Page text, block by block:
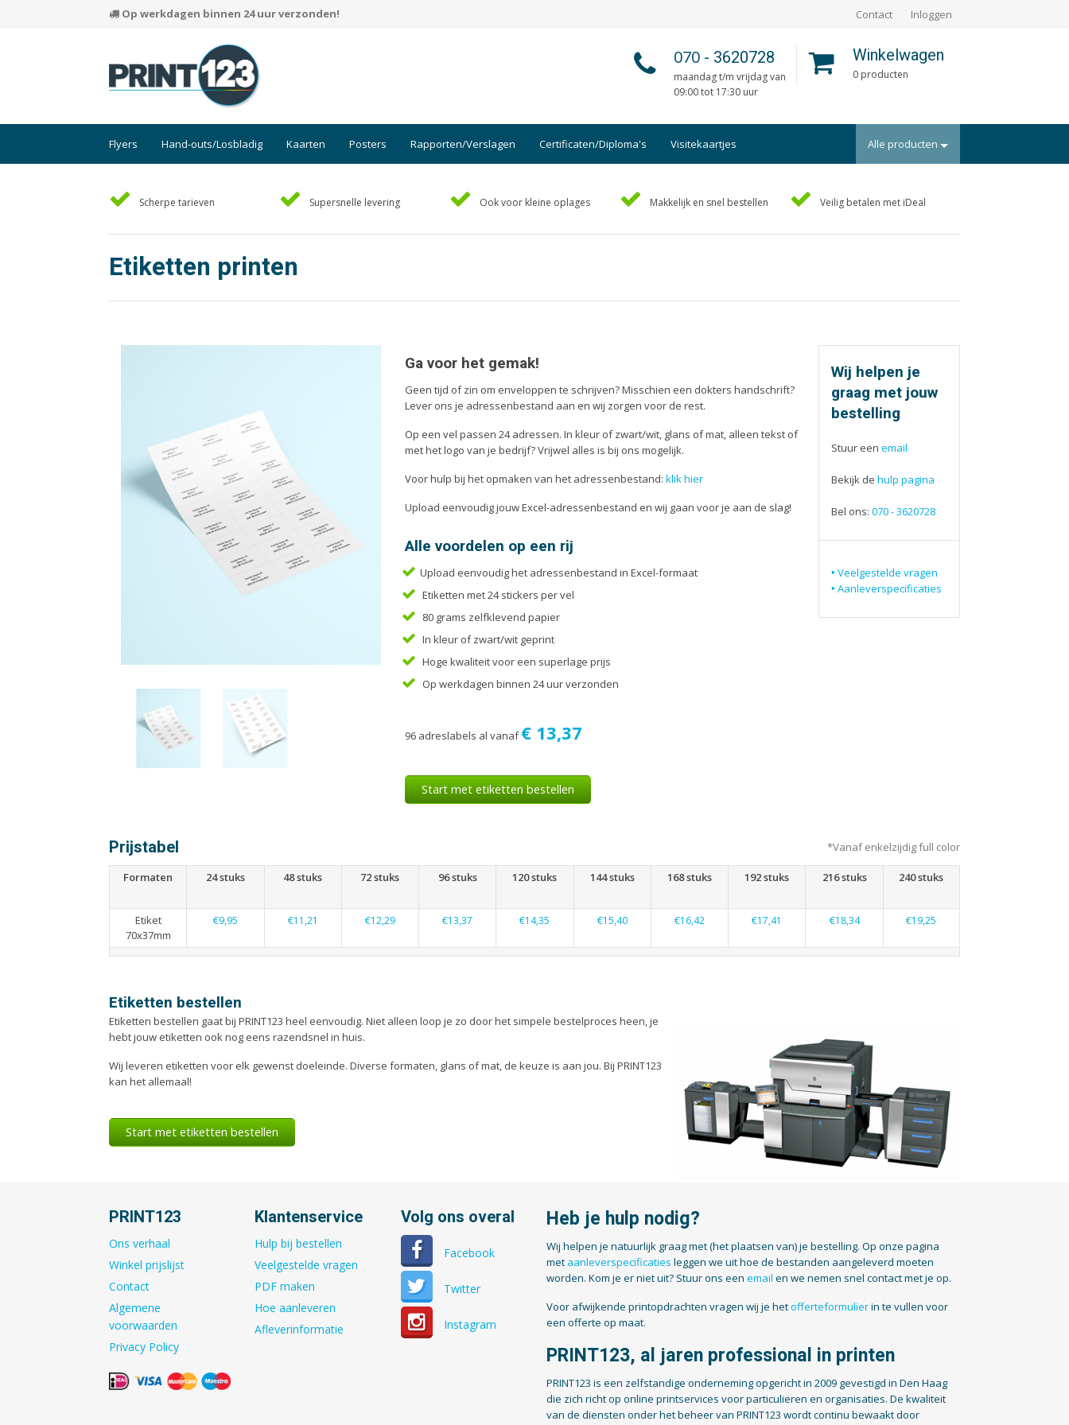
Op werkdagen binnen 24 uur verzonden! Contact Inloggen
070 - 3620728
maandag t/m vrijdag van
09:00 tot 17:30 uur
Winkelwagen
0 producten
Flyers Hand-outs/Losbladig Kaarten Posters Rapporten/Verslagen Certificaten/Diploma's Visitekaartjes Alle producten
Briefpapier
Enveloppen
Flyers
Folders
Hand-outs/Losbladig
Menukaarten
Mondkapjes
Notitieblokken
Programmaboekjes
Verhuiskaarten
Verjaardagskaarten
Scherpe tarieven Supersnelle levering Ook voor kleine oplages Makkelijk en snel bestellen Veilig betalen met iDeal
Etiketten printen
Ga voor het gemak!
Geen tijd of zin om enveloppen te schrijven? Misschien een dokters handschrift?
Lever ons je adressenbestand aan en wij zorgen voor de rest.
Op een vel passen 24 adressen. In kleur of zwart/wit, glans of mat, alleen tekst of
met het logo van je bedrijf? Vrijwel alles is bij ons mogelijk.
Voor hulp bij het opmaken van het adressenbestand: klik hier
Upload eenvoudig jouw Excel-adressenbestand en wij gaan voor je aan de slag!
Alle voordelen op een rij
Upload eenvoudig het adressenbestand in Excel-formaat
Etiketten met 24 stickers per vel
80 grams zelfklevend papier
In kleur of zwart/wit geprint
Hoge kwaliteit voor een superlage prijs
Op werkdagen binnen 24 uur verzonden
96 adreslabels al vanaf€ 13,37
Start met etiketten bestellen
Wij helpen je
graag met jouw
bestelling
Stuur een email
Bekijk de hulp pagina
Bel ons: 070- 3620728
Veelgestelde vragen
Aanleverspecificaties
Prijstabel *Vanaf enkelzijdig full color
Formaten 24 stuks 48 stuks 72 stuks 96 stuks 120 stuks 144 stuks 168 stuks 192 stuks 216 stuks 240 stuks
Etiket
70x37mm
€9,95 €11,21 €12,29 €13,37 €14,35 €15,40 €16,42 €17,41 €18,34 €19,25
Etiketten bestellen
Etiketten bestellen gaat bij PRINT123 heel eenvoudig. Niet alleen loop je zo door het simpele bestelproces heen, je
hebt jouw etiketten ook nog eens razendsnel in huis.
Wij leveren etiketten voor elk gewenst doeleinde. Diverse formaten, glans of mat, de keuze is aan jou. Bij PRINT123
kan het allemaal!
Start met etiketten bestellen
PRINT123
Ons verhaal
Winkel prijslijst
Contact
Algemene
voorwaarden
Privacy Policy
Klantenservice
Hulp bij bestellen
Veelgestelde vragen
PDF maken
Hoe aanleveren
Afleverinformatie
Volg ons overal
Facebook
Twitter
Instagram
Heb je hulp nodig?
Wij helpen je natuurlijk graag met (het plaatsen van) je bestelling. Op onze pagina
met aanleverspecificaties leggen we uit hoe de bestanden aangeleverd moeten
worden. Kom je er niet uit? Stuur ons een email en we nemen snel contact met je op.
Voor afwijkende printopdrachten vragen wij je hetofferteformulierin te vullen voor
een offerte op maat.
PRINT123, al jaren professional in printen
PRINT123 is een zelfstandige onderneming opgericht in 2009 gevestigd in Den Haag
die zich richt op online printservices voor particulieren en organisaties. De kwaliteit
van de diensten onder het beheer van PRINT123 wordt continu bewaakt door